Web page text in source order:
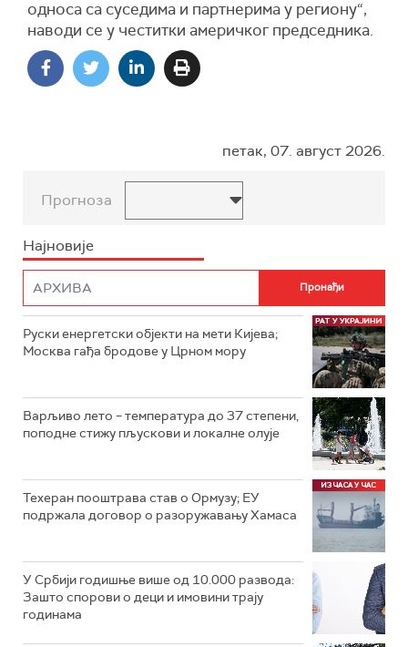
односа са суседима и партнерима у региону“,
наводи се у честитки америчког председника.
петак, 07. август 2026.
Прогноза
Најновије
Руски енергетски објекти на мети Кијева;
Москва гађа бродове у Црном мору
Варљиво лето – температура до 37 степени,
поподне стижу пљускови и локалне олује
Техеран пооштрава став о Ормузу; ЕУ
подржала договор о разоружавању Хамаса
У Србији годишње више од 10.000 развода:
Зашто спорови о деци и имовини трају
годинама